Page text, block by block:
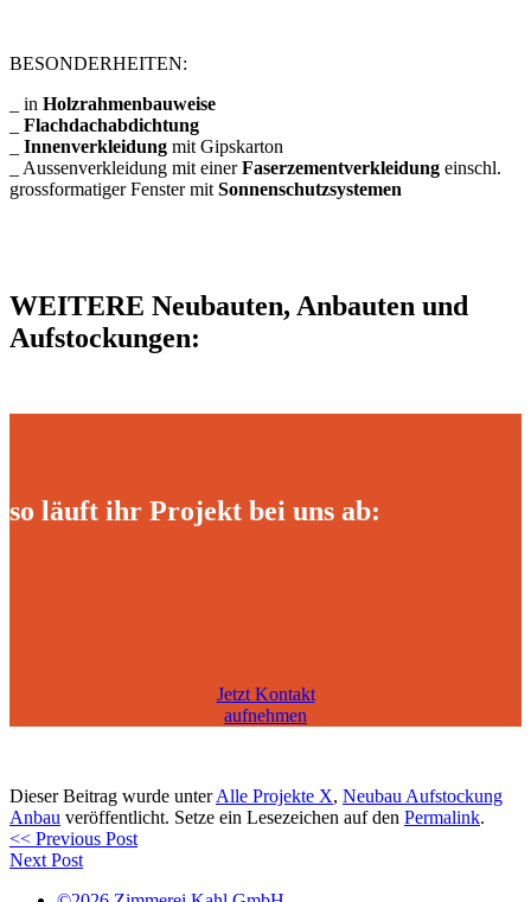
BESONDERHEITEN:
_ in Holzrahmenbauweise
Flachdachabdichtung
Innenverkleidung mit Gipskarton
_ Aussenverkleidung mit einerFaserzementverkleidung einschl.
grossformatiger Fenster mit Sonnenschutzsystemen
WEITERE Neubauten, Anbauten und
Aufstockungen:
so läuft ihr Projekt bei uns ab:
Jetzt Kontakt
aufnehmen
Dieser Beitrag wurde unterAlle Projekte X, Neubau Aufstockung
Anbau veröffentlicht. Setze ein Lesezeichen auf den Permalink.
<< Previous Post
Next Post